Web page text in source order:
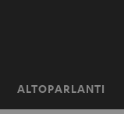
ALTOPARLANTI
Pagina